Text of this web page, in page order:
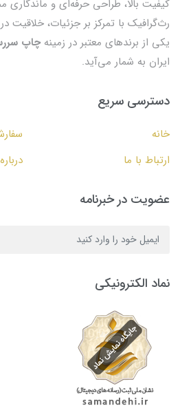
کیفیت بالا، طراحی حرفه‌ای و ماندگاری
رث‌گرافیک با تمرکز بر جزئیات، خلاقیت
یکی از برندهای معتبر در زمینهچاپ
ایران به شمار می‌آید.
دسترسی سریع
خانه
ارتباط با ما
عضویت در خبرنامه
نماد الکترونیکی